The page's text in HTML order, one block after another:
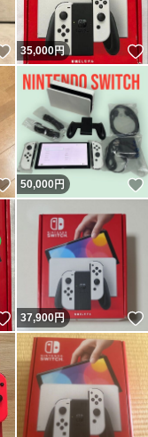
いいね！
35,000円
いいね！
50,000円
いいね！
37,900円